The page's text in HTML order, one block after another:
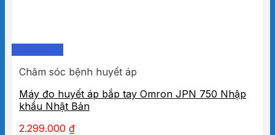
Chăm sóc bệnh huyết áp
Máy đo huyết áp bắp tay Omron JPN 750 Nhập
khẩu Nhật Bản
2.299.000 ₫